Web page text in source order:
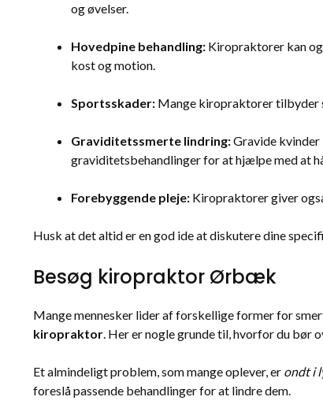
og øvelser.
Hovedpine behandling: Kiropraktorer kan
kost og motion.
Sportsskader: Mange kiropraktorer tilbyder
Graviditetssmerte lindring:Gravide
graviditetsbehandlinger for at hjælpe med at
Forebyggende pleje: Kiropraktorer giver
Husk at det altid er en god ide at diskutere dine
Besøg kiropraktor Ørbæk
Mange mennesker lider af forskellige former for
kiropraktor. Her er nogle grunde til, hvorfor du bør
Et almindeligt problem, som mange oplever, er ondt i
foreslå passende behandlinger for at lindre dem.